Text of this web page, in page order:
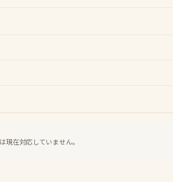
在対応していません。